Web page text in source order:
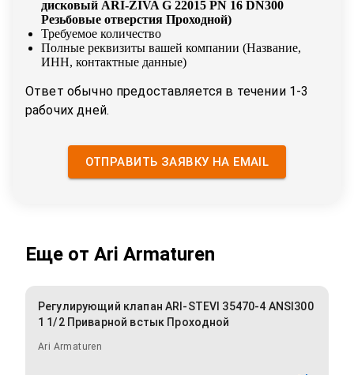
дисковый ARI-ZIVA G 22015 PN 16 DN300
Резьбовые отверстия Проходной)
Требуемое количество
Полные реквизиты вашей компании (Название,
ИНН, контактные данные)
Ответ обычно предоставляется в течении 1-3
рабочих дней.
ОТПРАВИТЬ ЗАЯВКУ НА EMAIL
Еще от Ari Armaturen
Регулирующий клапан ARI-STEVI 35470-4 ANSI300
1 1/2 Приварной встык Проходной
Ari Armaturen